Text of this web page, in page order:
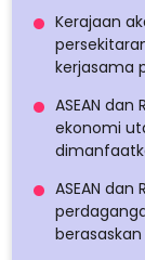
Kerajaan
kerjasama
ASEAN
ekonomi
ASEAN